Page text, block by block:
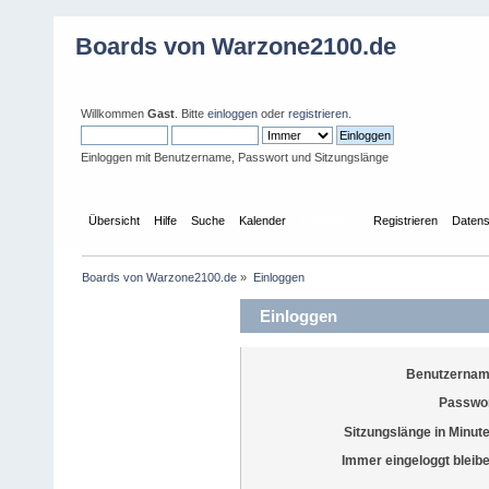
Boards von Warzone2100.de
Willkommen Gast . Bitte einloggen oder registrieren
Einloggen mit Benutzername, Passwort und Sitzungslänge
Übersicht Hilfe Suche Kalender Registrieren
Boards von Warzone2100.de » Einloggen
Einloggen
Sitzungslänge in
Immer eingeloggt